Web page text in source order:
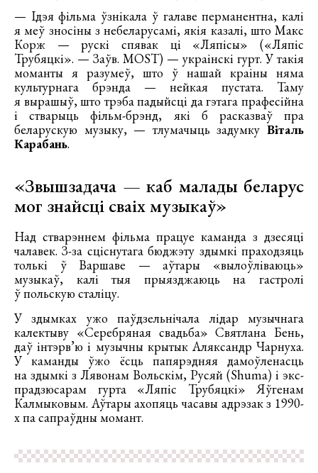
— Ідэя фільма ўзнікала ў галаве перманентна, калі
я меў зносіны з небеларусамі, якія казалі, што Макс
Корж — рускі спявак ці «Ляпісы» («Ляпіс
Трубяцкі». — Заўв. MOST) — украінскі гурт. У такія
моманты я разумеў, што ў нашай краіны няма
культурнага брэнда — нейкая пустата. Таму
я вырашыў, што трэба падыйсці да гэтага прафесійна
і стварыць фільм-брэнд, які б расказваў пра
беларускую музыку, — тлумачыць задумку Віталь
Карабань.
«Звышзадача — каб малады беларус
мог знайсці сваіх музыкаў»
Над стварэннем фільма працуе каманда з дзесяці
чалавек. З-за сціснутага бюджэту здымкі праходзяць
толькі ў Варшаве — аўтары «вылоўліваюць»
музыкаў, калі тыя прыязджаюць на гастролі
ў польскую сталіцу.
У здымках ужо паўдзельнічала лідар музычнага
калектыву «Серебряная свадьба» Святлана Бень,
даў інтэрв’ю і музычны крытык Аляксандр Чарнуха.
У каманды ўжо ёсць папярэдняя дамоўленасць
на здымкі з Лявонам Вольскім, Русяй (Shuma) і экс-
прадзюсарам гурта «Ляпіс Трубяцкі» Яўгенам
Калмыковым. Аўтары ахопяць часавы адрэзак з 1990-
х па сапраўдны момант.